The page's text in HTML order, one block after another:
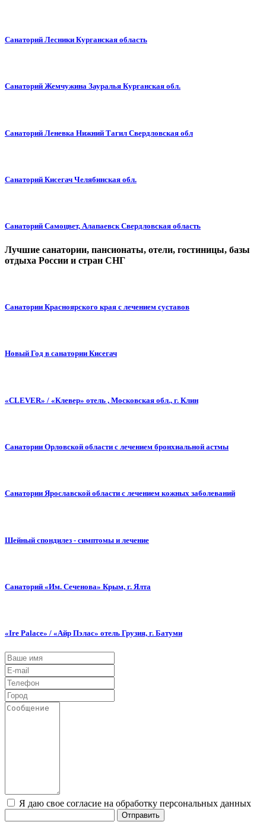
Санаторий Лесники Курганская область
Санаторий Жемчужина Зауралья Курганская обл.
Санаторий Леневка Нижний Тагил Свердловская обл
Санаторий Кисегач Челябинская обл.
Санаторий Самоцвет, Алапаевск Свердловская область
Лучшие санатории, пансионаты, отели, гостиницы, базы
отдыха России и стран СНГ
Санатории Красноярского края с лечением суставов
Новый Год в санатории Кисегач
«СLEVER» / «Клевер» отель , Московская обл., г. Клин
Санатории Орловской области с лечением бронхиальной астмы
Санатории Ярославской области с лечением кожных заболеваний
Шейный спондилез - симптомы и лечение
Санаторий «Им. Сеченова» Крым, г. Ялта
«Ire Palace» / «Айр Пэлас» отель Грузия, г. Батуми
Я даю свое согласие на обработку персональных данных
Отправить